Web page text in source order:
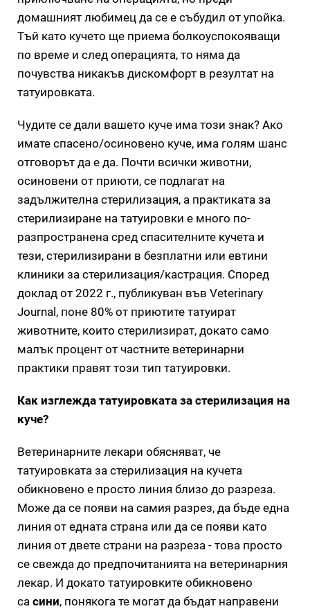
домашният любимец да се е събудил от упойка.
Тъй като кучето ще приема болкоуспокояващи
по време и след операцията, то няма да
почувства никакъв дискомфорт в резултат на
татуировката.
Чудите се дали вашето куче има този знак? Ако
имате спасено/осиновено куче, има голям шанс
отговорът да е да. Почти всички животни,
осиновени от приюти, се подлагат на
задължителна стерилизация, а практиката за
стерилизиране на татуировки е много по-
разпространена сред спасителните кучета и
тези, стерилизирани в безплатни или евтини
клиники за стерилизация/кастрация. Според
доклад от 2022 г., публикуван във Veterinary
Journal, поне 80% от приютите татуират
животните, които стерилизират, докато само
малък процент от частните ветеринарни
практики правят този тип татуировки.
Как изглежда татуировката за стерилизация на
куче?
Ветеринарните лекари обясняват, че
татуировката за стерилизация на кучета
обикновено е просто линия близо до разреза.
Може да се появи на самия разрез, да бъде една
линия от едната страна или да се появи като
линия от двете страни на разреза - това просто
се свежда до предпочитанията на ветеринарния
лекар. И докато татуировките обикновено
са сини, понякога те могат да бъдат направени